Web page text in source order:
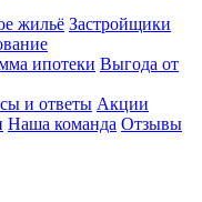
жильё Застройщики
ипотеки Выгода от
и ответы Акции
Наша команда Отзывы